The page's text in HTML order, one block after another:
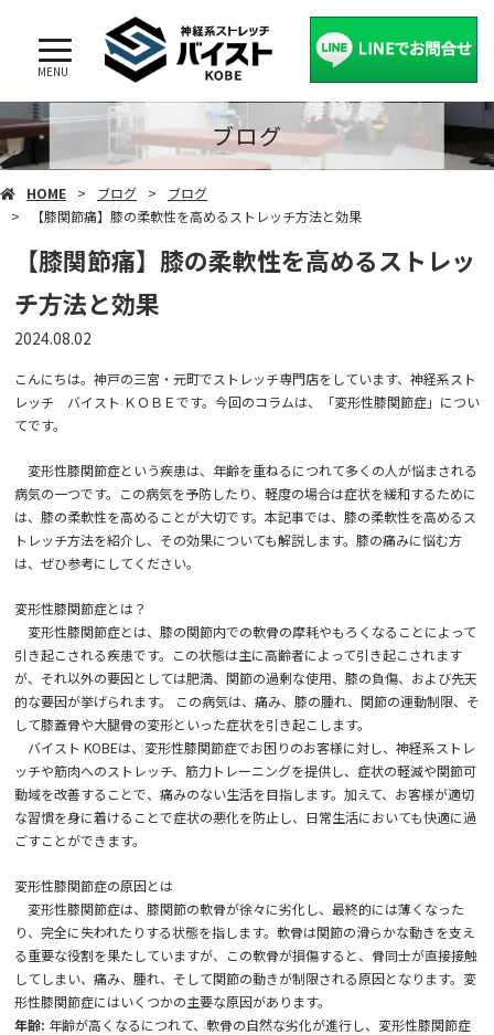
MENU
ブログ
HOME ブログ
ブログ
【膝関節痛】膝の柔軟性を高めるストレッチ方法と効果
【膝関節痛】膝の柔軟性を高めるストレッ
チ方法と効果
2024.08.02
こんにちは。神戸の三宮・元町でストレッチ専門店をしています、神経系スト
レッチ バイスト ＫＯＢＥです。今回のコラムは、「変形性膝関節症」につい
てです。
変形性膝関節症という疾患は、年齢を重ねるにつれて多くの人が悩まされる
病気の一つです。この病気を予防したり、軽度の場合は症状を緩和するために
は、膝の柔軟性を高めることが大切です。本記事では、膝の柔軟性を高めるス
トレッチ方法を紹介し、その効果についても解説します。膝の痛みに悩む方
は、ぜひ参考にしてください。
変形性膝関節症とは？
変形性膝関節症とは、膝の関節内での軟骨の摩耗やもろくなることによって
引き起こされる疾患です。この状態は主に高齢者によって引き起こされます
が、それ以外の要因としては肥満、関節の過剰な使用、膝の負傷、および先天
的な要因が挙げられます。 この病気は、痛み、膝の腫れ、関節の運動制限、そ
して膝蓋骨や大腿骨の変形といった症状を引き起こします。
バイスト KOBEは、変形性膝関節症でお困りのお客様に対し、神経系ストレ
ッチや筋肉へのストレッチ、筋力トレーニングを提供し、症状の軽減や関節可
動域を改善することで、痛みのない生活を目指します。加えて、お客様が適切
な習慣を身に着けることで症状の悪化を防止し、日常生活においても快適に過
ごすことができます。
変形性膝関節症の原因とは
変形性膝関節症は、膝関節の軟骨が徐々に劣化し、最終的には薄くなった
り、完全に失われたりする状態を指します。軟骨は関節の滑らかな動きを支え
る重要な役割を果たしていますが、この軟骨が損傷すると、骨同士が直接接触
してしまい、痛み、腫れ、そして関節の動きが制限される原因となります。変
形性膝関節症にはいくつかの主要な原因があります。
年齢: 年齢が高くなるにつれて、軟骨の自然な劣化が進行し、変形性膝関節症